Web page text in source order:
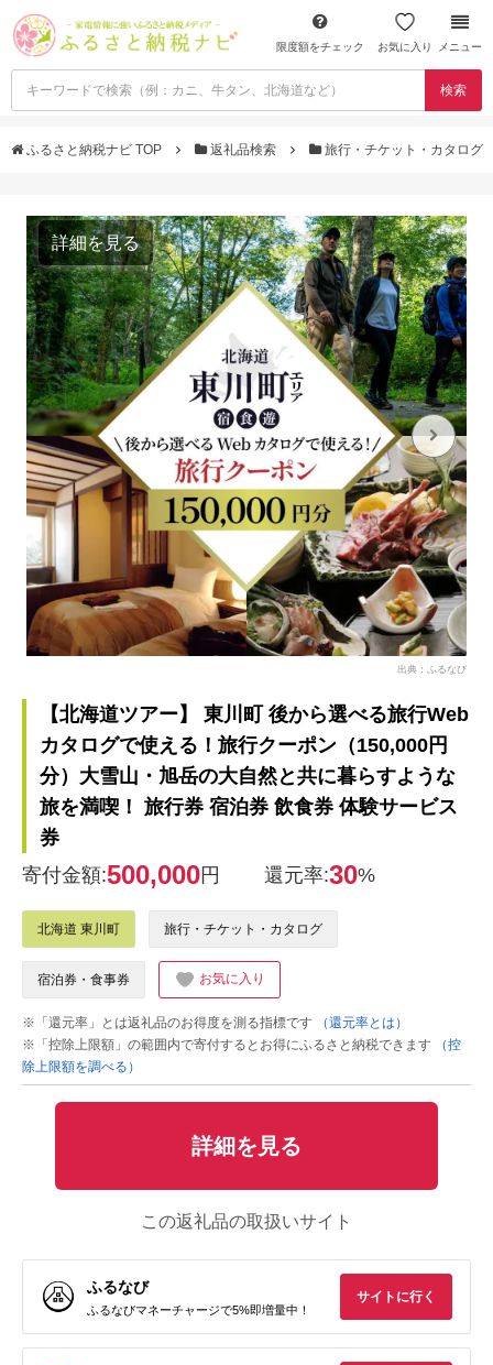
限度額をチェック お気に入り メニュー
検索
ふるさと納税ナビ TOP 返礼品検索 旅行・チケット・カタログ
詳細を見る
出典：ふるなび
【北海道ツアー】 東川町 後から選べる旅行Web
カタログで使える！旅行クーポン（150,000円
分）大雪山・旭岳の大自然と共に暮らすような
旅を満喫！ 旅行券 宿泊券 飲食券 体験サービス
券
寄付金額:500,000円 還元率:30%
北海道 東川町 旅行・チケット・カタログ
宿泊券・食事券 お気に入り
※「還元率」とは返礼品のお得度を測る指標です
（還元率とは）
※「控除上限額」の範囲内で寄付するとお得にふるさと納税できます
（控
除上限額を調べる）
詳細を見る
この返礼品の取扱いサイト
ふるなび
ふるなびマネーチャージで5%即増量中！
サイトに行く